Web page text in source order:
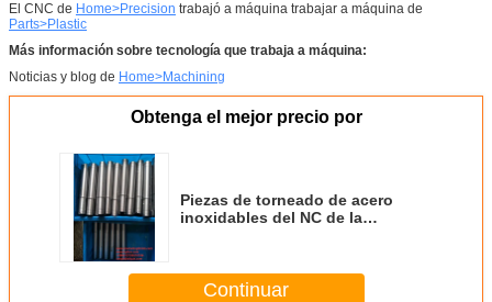
El CNC de Home>Precision trabajó a máquina trabajar a máquina de
Parts>Plastic
Más información sobre tecnología que trabaja a máquina:
Noticias y blog de Home>Machining
Obtenga el mejor precio por
Piezas de torneado de acero
inoxidables del NC de la
Continuar